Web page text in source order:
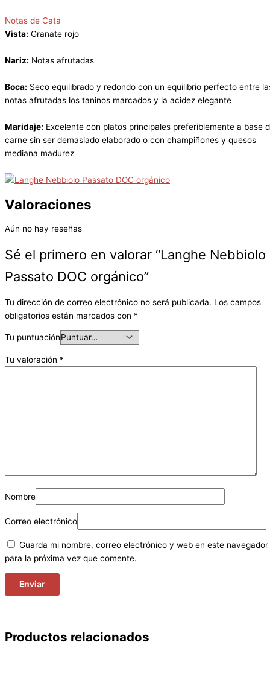
Notas de Cata
Vista: Granate rojo
Nariz: Notas afrutadas
Boca: Seco equilibrado y redondo con un equilibrio perfecto entre
notas afrutadas los taninos marcados y la acidez elegante
Maridaje: Excelente con platos principales preferiblemente a base
carne sin ser demasiado elaborado o con champiñones y quesos
mediana madurez
Valoraciones
Aún no hay reseñas
Sé el primero en valorar “Langhe Nebbiolo
Passato DOC orgánico”
Tu dirección de correo electrónico no será publicada. Los campos
obligatorios están marcados con *
Tu puntuación
Tu valoración *
Nombre
Correo electrónico
Guarda mi nombre, correo electrónico y web en este navegador
para la próxima vez que comente.
Productos relacionados